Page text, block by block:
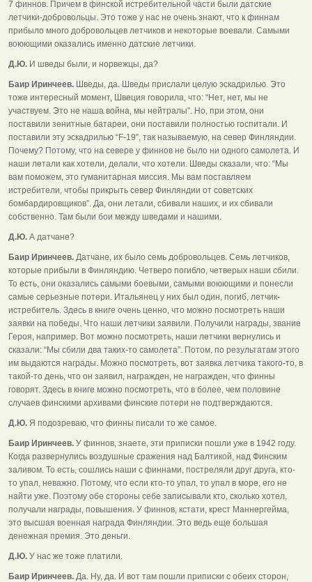
7 финнов. Причем в финской истребительной части были датские
летчики-добровольцы. Это тоже у нас не очень знают, что к финнам
прибыло много добровольцев летчиков и некоторые воевали. Самыми
воюющими оказались именно датские летчики.
Д.Ю. И шведы были, и норвежцы, да?
Баир Иринчеев. Шведы, да. Шведы прислали целую эскадрилью. Это
тоже интересный момент, Швеция говорила, что: “Нет, нет, мы не
участвуем. Это не наша война, мы нейтралы”. Но, при этом, они
поставили зенитные батареи, они поставили полностью госпитали. И
поставили эту эскадрилью “F-19”, так называемую, на север Финляндии.
Почему? Потому, что на севере у финнов не было ни одного самолета. И
наши летали как хотели, делали, что хотели. Шведы сказали, что: “Мы
вам поможем, это гуманитарная миссия. Мы вам поставляем
истребители, чтобы прикрыть север Финляндии от советских
бомбардировщиков”. Да, они летали, сбивали наших, и их сбивали
собственно. Там были бои между шведами и нашими.
Д.Ю. А датчане?
Баир Иринчеев. Датчане, их было семь добровольцев. Семь летчиков,
которые прибыли в Финляндию. Четверо погибло, четверых наши сбили.
То есть, они оказались самыми боевыми, самыми воюющими и понесли
самые серьезные потери. Итальянец у них был один, погиб, летчик-
истребитель. Здесь в книге очень ценно, что можно посмотреть наши
заявки на победы. Что наши летчики заявили. Получили награды, звание
Героя, например. Вот можно посмотреть, наши летчики вернулись и
сказали: “Мы сбили два таких-то самолета”. Потом, по результатам этого
им выдаются награды. Можно посмотреть, вот заявка летчика такого-то, в
такой-то день, что он заявил, награжден, не награжден, что финны
говорят. Здесь в книге можно посмотреть, что в более, чем половине
случаев финскими архивами финские потери не подтверждаются.
Д.Ю. Я подозреваю, что финны писали то же самое.
Баир Иринчеев. У финнов, знаете, эти приписки пошли уже в 1942 году.
Когда развернулись воздушные сражения над Балтикой, над Финским
заливом. То есть, сошлись наши с финнами, постреляли друг друга, кто-
то упал, неважно. Потому, что если кто-то упал, то упал в море, его не
найти уже. Поэтому обе стороны себе записывали кто, сколько хотел,
получали награды, повышения. У финнов, кстати, крест Маннергейма,
это высшая военная награда Финляндии. Это ведь еще большая
денежная премия. Это деньги.
Д.Ю. У нас же тоже платили.
Баир Иринчеев. Да. Ну, да. И вот там пошли приписки с обеих сторон,